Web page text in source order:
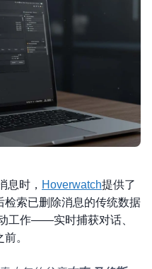
息时， Hoverwatch提供了
索已删除消息的传统数据
工作——实时捕获对话、
。